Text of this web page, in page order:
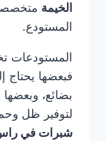
الخيمة
المستودع.
المستودعات
فبعضها يحتاج
بضائع،
لتوفير ظل
شبرات في